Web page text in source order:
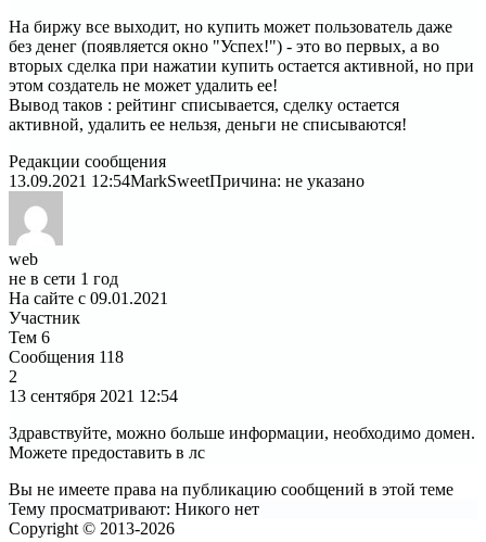
На биржу все выходит, но купить может пользователь даже
без денег (появляется окно "Успех!") - это во первых, а во
вторых сделка при нажатии купить остается активной, но при
этом создатель не может удалить ее!
Вывод таков : рейтинг списывается, сделку остается
активной, удалить ее нельзя, деньги не списываются!
Редакции сообщения
13.09.2021 12:54MarkSweetПричина: не указано
web
не в сети 1 год
На сайте с 09.01.2021
Участник
Тем 6
Сообщения 118
2
13 сентября 2021 12:54
Здравствуйте, можно больше информации, необходимо домен.
Можете предоставить в лс
Вы не имеете права на публикацию сообщений в этой теме
Тему просматривают: Никого нет
Copyright © 2013-2026